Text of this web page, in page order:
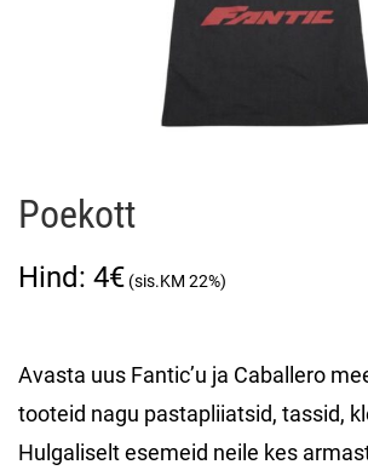
Poekott
4€
Avasta uus Fantic’u ja Caballero
tooteid nagu pastapliiatsid, tassid,
Hulgaliselt esemeid neile kes